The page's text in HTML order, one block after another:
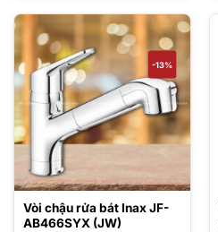
2.060.000 ₫.
tại
là:
1.527.000 ₫.
-13%
Vòi chậu rửa bát Inax JF-
AB466SYX (JW)